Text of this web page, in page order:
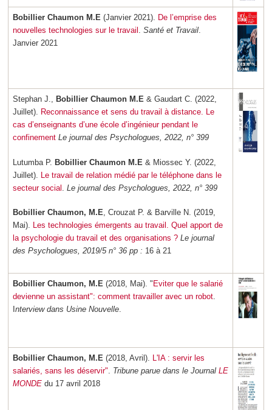
Bobillier Chaumon M.E(Janvier 2021). De l’emprise des
nouvelles technologies sur le travail . Santé et Travail.
Janvier 2021
Stephan J., Bobillier Chaumon M.E& Gaudart C. (2022,
Juillet). Reconnaissance et sens du travail à distance. Le
cas d’enseignants d’une école d’ingénieur pendant le
confinement Le journal des Psychologues, 2022, n° 399
Lutumba P. Bobillier Chaumon M.E & Miossec Y. (2022,
Juillet).
Le travail de relation médié par le téléphone dans le
secteur social
Le journal des Psychologues, 2022, n° 399
Bobillier Chaumon, M.E, Crouzat P. & Barville N. (2019,
Mai). Les technologies émergents au travail. Quel apport de
la psychologie du travail et des organisations ? Le journal
des Psychologues, 2019/5 n° 36 pp : 16 à 21
Bobillier Chaumon, M.E(2018, Mai). " Eviter que le salarié
devienne un assistant": comment travailler avec un robot.
nterview dans Usine Nouvelle.
Bobillier Chaumon, M.E(2018, Avril). L'IA : servir les
salariés, sans les déservir". Tribune parue dans le Journal LE
MONDE du 17 avril 2018